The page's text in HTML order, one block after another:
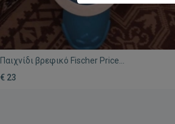
Παιχνίδι βρεφικό Fischer Price
μεταχειρισμένο, εκπαιδευτικό τραπέζι με
μπαταρίες
€ 23